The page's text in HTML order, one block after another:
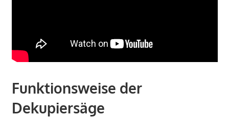
Funktionsweise der
Dekupiersäge